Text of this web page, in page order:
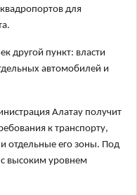
для
другой пункт: власти
автомобилей и
Алатау получит
к транспорту,
отдельные его зоны. Под
высоким уровнем